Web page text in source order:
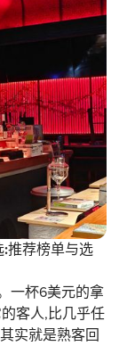
推荐榜单与选
一杯6美元的拿
客人,比几乎任
实就是熟客回